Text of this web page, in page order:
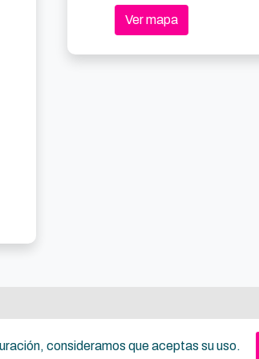
consideramos que aceptas su uso.
Ver mapa